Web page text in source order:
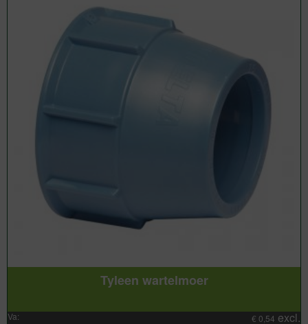
Tyleen wartelmoer
Va: € 0,54 excl.